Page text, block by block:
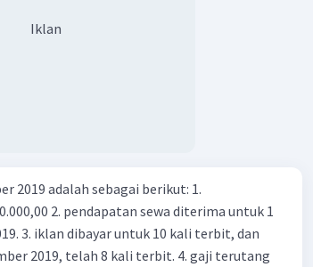
Iklan
2019 adalah sebagai berikut: 1.
untuk 1
dan
2019, telah 8 kali terbit. 4. gaji terutang